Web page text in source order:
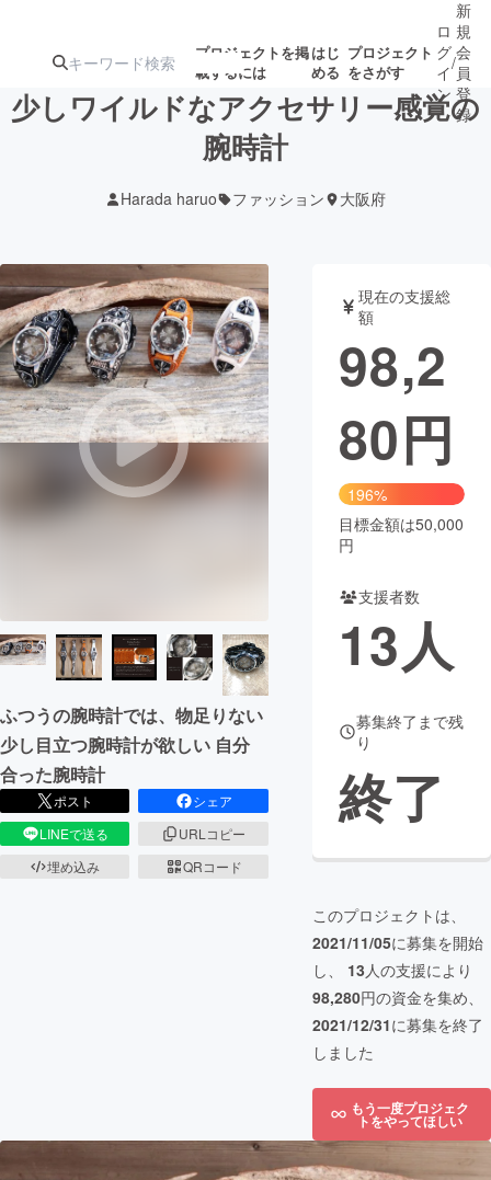
プロジェクトを掲
載するには
はじ
める
プロジェクト
をさがす
ターン
ジェクト
募集終了が近いプ
ロジェクト
アート・写真 音楽
テクノロジー・ガジェット ゲーム・
映像・映画 書籍・雑誌
ビジネス・起業 チャレンジ
CAMPFIRE Creation
CAMPFIREふるさと納税machi-ya コミュニティ
ロ
グ
イ
ン
/
新
規
会
員
登
録
少しワイルドなアクセサリー感覚の
腕時計
Harada haruo ファッション 大阪府
ふつうの腕時計では、物足りない
少し目立つ腕時計が欲しい 自分
合った腕時計
ポスト
シェア
LINEで送る
URLコピー
埋め込み
QRコード
現在の支援総
額
98,2
80円
196%
目標金額は50,000
円
支援者数
13人
募集終了まで残
り
終了
このプロジェクトは、
2021/11/05に募集を開始
し、 13人の支援により
98,280円の資金を集め、
2021/12/31に募集を終了
しました
もう一度プロジェク
トをやってほしい